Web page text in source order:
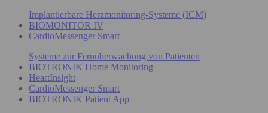
Implantierbare Herzmonitoring-Systeme (ICM)
BIOMONITOR IV
CardioMessenger Smart
Systeme zur Fernüberwachung von Patienten
BIOTRONIK Home Monitoring
HeartInsight
CardioMessenger Smart
BIOTRONIK Patient App